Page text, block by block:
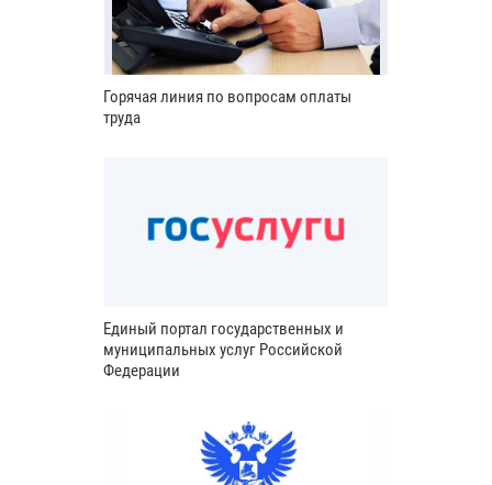
Горячая линия по вопросам оплаты
труда
Единый портал государственных и
муниципальных услуг Российской
Федерации